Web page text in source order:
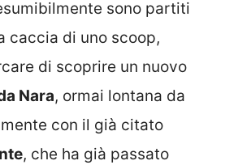
sono partiti
caccia di uno scoop,
di scoprire un nuovo
Nara, ormai lontana da
con il già citato
, che ha già passato